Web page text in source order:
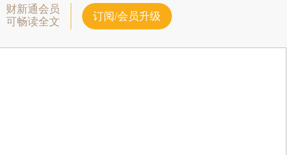
财新通会员
可畅读全文
订阅/会员升级